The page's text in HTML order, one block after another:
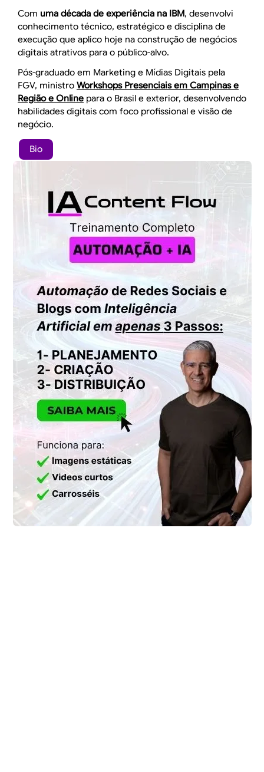
Com uma década de experiência na IBM, desenvolvi
conhecimento técnico, estratégico e disciplina de
execução que aplico hoje na construção de negócios
digitais atrativos para o público-alvo.
Pós-graduado em Marketing e Mídias Digitais pela
FGV, ministro Workshops Presenciais em Campinas e
Região e Online para o Brasil e exterior, desenvolvendo
habilidades digitais com foco profissional e visão de
negócio.
Bio